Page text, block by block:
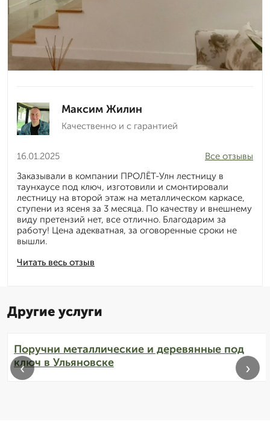
Максим Жилин
Качественно и с гарантией
16.01.2025
Читать весь отзыв
Все отзывы
Заказывали в компании ПРОЛЁТ-Улн лестницу в
таунхаусе под ключ, изготовили и смонтировали
лестницу на второй этаж на металлическом каркасе,
ступени из ясеня за 3 месяца. По качеству и внешнему
виду претензий нет, все отлично. Благодарим за
работу! Цена адекватная, за оговоренные сроки не
вышли.
Другие услуги
Поручни металлические и деревянные под
ключ в Ульяновске
‹ ›